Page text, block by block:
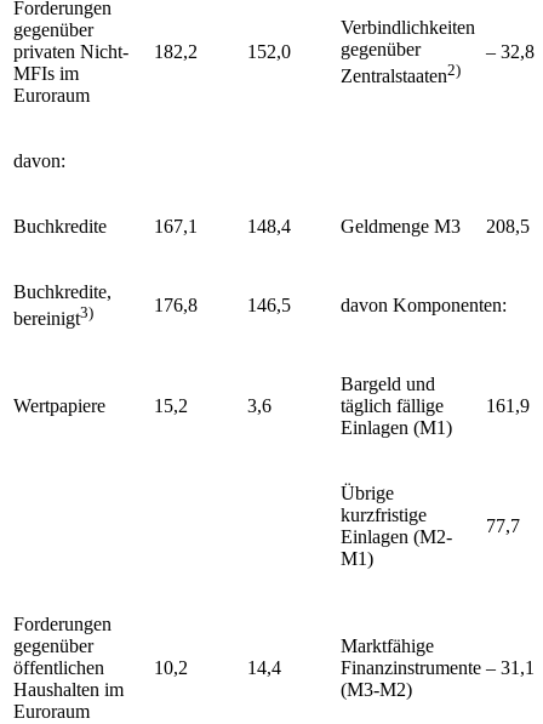
Forderungen
gegenüber
privaten Nicht-
MFIs im
Euroraum
182,2 152,0
Verbindlichkeiten
gegenüber
Zentralstaaten2)
– 32,8
davon:
Buchkredite 167,1 148,4 Geldmenge M3 208,5
Buchkredite,
bereinigt3) 176,8 146,5 davon Komponenten:
Wertpapiere 15,2 3,6
Bargeld und
täglich fällige
Einlagen (M1)
161,9
Übrige
kurzfristige
Einlagen (M2-
M1)
77,7
Forderungen
gegenüber
öffentlichen
Haushalten im
Euroraum
10,2 14,4
Marktfähige
Finanzinstrumente
(M3-M2)
– 31,1